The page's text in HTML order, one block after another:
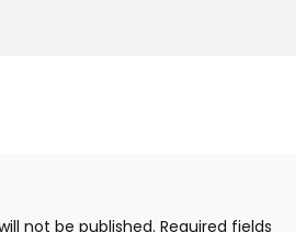
not be published. Required fields